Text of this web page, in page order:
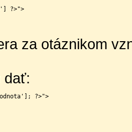
?>">
za otáznikom
dať:
?>">